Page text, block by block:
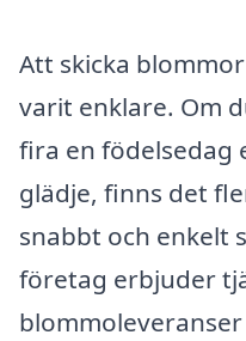
Att skicka
varit enklare. Om
fira en födelsedag
glädje, finns det
snabbt och enkelt
företag erbjuder